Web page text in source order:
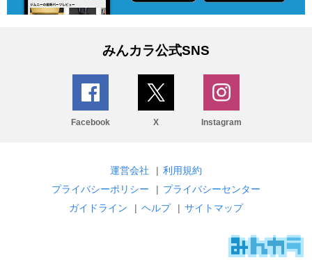
みんカラ公式SNS
Facebook X Instagram
運営会社 | 利用規約
プライバシーポリシー
| プライバシーセンター
ガイドライン
| ヘルプ | サイトマップ